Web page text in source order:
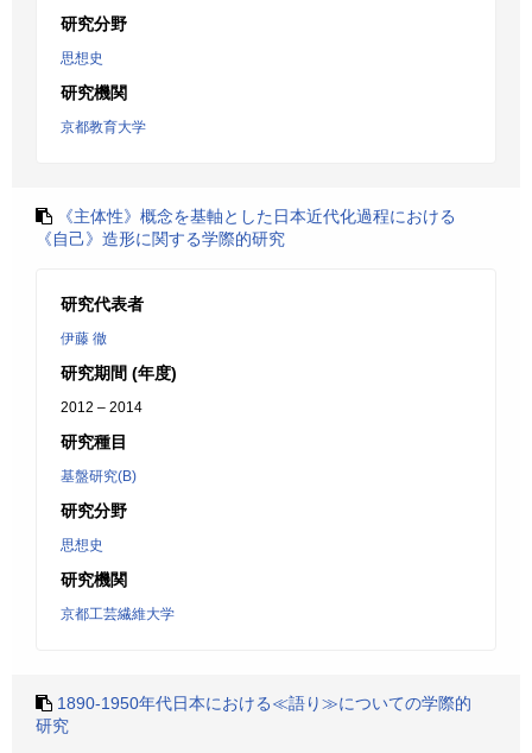
研究分野
思想史
研究機関
京都教育大学
《主体性》概念を基軸とした日本近代化過程における
《自己》造形に関する学際的研究
研究代表者
伊藤 徹
研究期間 (年度)
2012 – 2014
研究種目
基盤研究(B)
研究分野
思想史
研究機関
京都工芸繊維大学
1890-1950年代日本における≪語り≫についての学際的
研究